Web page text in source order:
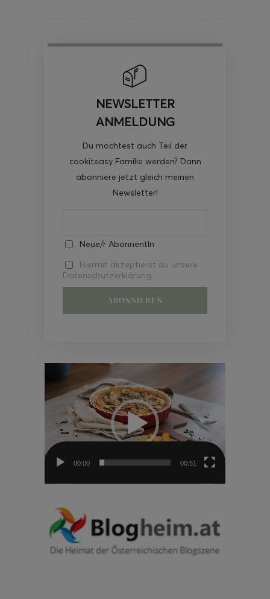
NEWSLETTER
ANMELDUNG
Du möchtest auch Teil der
cookiteasy Familie werden? Dann
abonniere jetzt gleich meinen
Newsletter!
Neue/r AbonnentIn
Hiermit akzeptierst du unsere
Datenschutzerklärung.
Video-
00:00 00:51